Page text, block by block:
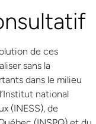
de ces
sans la
dans le milieu
national
(INESS), de